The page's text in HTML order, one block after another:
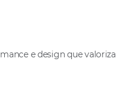
e design que valoriza